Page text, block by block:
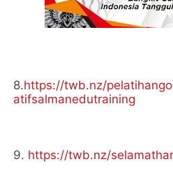
8.https://twb.nz/
atifsalmanedutraining
9. https://twb.nz/